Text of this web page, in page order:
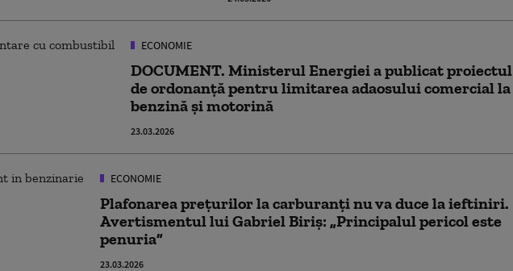
ECONOMIE
DOCUMENT. Ministerul Energiei a publicat proiectul
de ordonanță pentru limitarea adaosului comercial la
benzină și motorină
23.03.2026
ECONOMIE
Plafonarea prețurilor la carburanți nu va duce la ieftiniri.
Avertismentul lui Gabriel Biriș: „Principalul pericol este
penuria”
23.03.2026